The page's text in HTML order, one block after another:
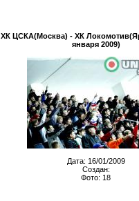
ХК ЦСКА(Москва) - ХК
января 2009)
Дата: 16/01/2009
Создан:
Фото: 18